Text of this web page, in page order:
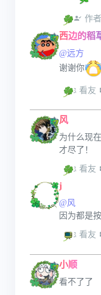
作者
西边的稻
@远方
谢谢你
看友
风
为什么现
才尽了！
看友
j
@风
因为都是
看友
小顺
看不了了